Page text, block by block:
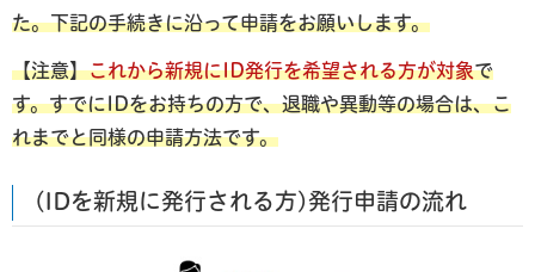
た。下記の手続きに沿って申請をお願いします。
【注意】これから新規にID発行を希望される方が対象で
す。すでにIDをお持ちの方で、退職や異動等の場合は、こ
れまでと同様の申請方法です。
(IDを新規に発行される方)発行申請の流れ